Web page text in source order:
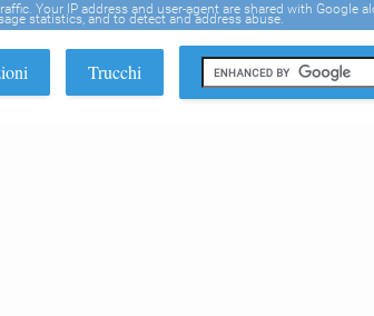
Trucchi
Your IP address and user-agent are shared with Google
statistics, and to detect and address abuse.